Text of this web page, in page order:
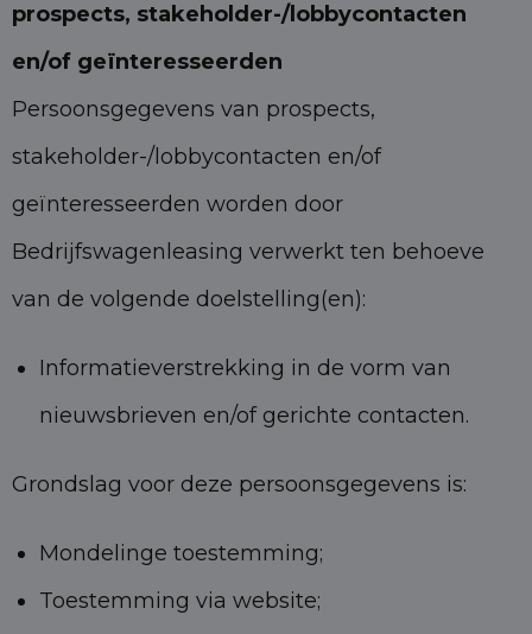
prospects, stakeholder-/lobbycontacten
en/of geïnteresseerden
Persoonsgegevens van prospects,
stakeholder-/lobbycontacten en/of
geïnteresseerden worden door
Bedrijfswagenleasing verwerkt ten behoeve
van de volgende doelstelling(en):
Informatieverstrekking in de vorm van
nieuwsbrieven en/of gerichte contacten.
Grondslag voor deze persoonsgegevens is:
Mondelinge toestemming;
Toestemming via website;